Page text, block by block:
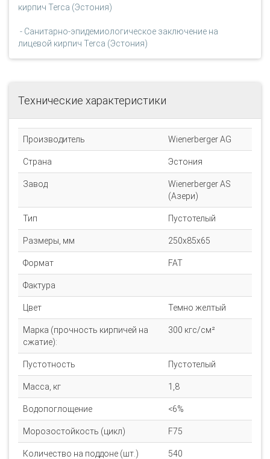
кирпич Terca (Эстония)
- Санитарно-эпидемиологическое заключение на
лицевой кирпич Terca (Эстония)
Технические характеристики
Производитель Wienerberger AG
Страна Эстония
Завод
Wienerberger AS
(Азери)
Тип Пустотелый
Размеры, мм 250х85х65
Формат FAT
Фактура
Цвет Темно желтый
Марка (прочность кирпичей на
сжатие):
300 кгс/см²
Пустотность Пустотелый
Масса, кг 1,8
Водопоглощение <6%
Морозостойкость (цикл) F75
Количество на поддоне (шт.) 540